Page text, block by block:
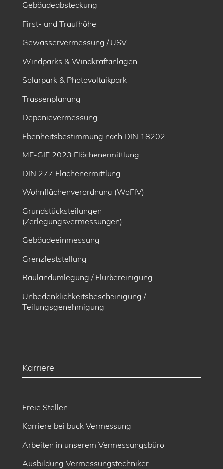
Gebäudeabsteckung
First- und Traufhöhe
Gewässervermessung / USV
Windparks & Windkraftanlagen
Solarpark & Photovoltaikpark
Trassenplanung
Deponievermessung
Ebenheitsbe­stimmung nach DIN 18202
MF-GIF 2023 Flächenermittlung
DIN 277 Flächenermittlung
Wohnflächenverordnung (WoFlV)
Grundstücksteilungen
(Zerlegungsvermessungen)
Gebäudeeinmessung
Grenzfeststellung
Baulandumlegung / Flurbereinigung
Unbedenklichkeitsbescheinigung /
Teilungsgenehmigung
Karriere
Freie Stellen
Karriere bei buck Vermessung
Arbeiten in unserem Vermessungsbüro
Ausbildung Vermessungstechniker